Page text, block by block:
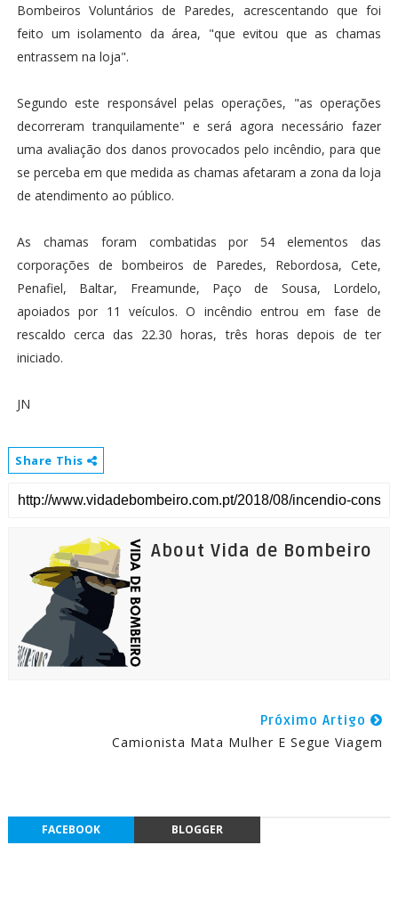
Bombeiros Voluntários de Paredes, acrescentando que foi
feito um isolamento da área, "que evitou que as chamas
entrassem na loja".
Segundo este responsável pelas operações, "as operações
decorreram tranquilamente" e será agora necessário fazer
uma avaliação dos danos provocados pelo incêndio, para que
se perceba em que medida as chamas afetaram a zona da loja
de atendimento ao público.
As chamas foram combatidas por 54 elementos das
corporações de bombeiros de Paredes, Rebordosa, Cete,
Penafiel, Baltar, Freamunde, Paço de Sousa, Lordelo,
apoiados por 11 veículos. O incêndio entrou em fase de
rescaldo cerca das 22.30 horas, três horas depois de ter
iniciado.
JN
Share This
About Vida de Bombeiro
Próximo Artigo
Camionista Mata Mulher E Segue Viagem
FACEBOOK BLOGGER